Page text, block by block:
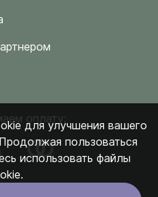
оплату:
для улучшения вашего
пользоваться
использовать файлы